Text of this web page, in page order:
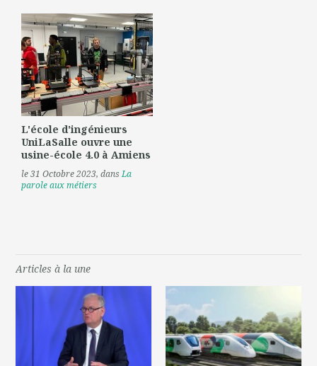
L'école d'ingénieurs
UniLaSalle ouvre une
usine-école 4.0 à Amiens
le 31 Octobre 2023, dansLa
parole aux métiers
Articles à la une